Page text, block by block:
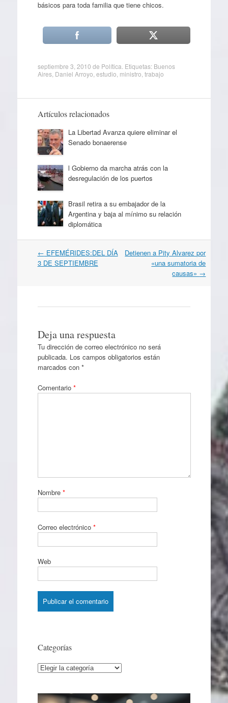
básicos para toda familia que tiene chicos.
septiembre 3, 2010 de Política . Etiquetas: Buenos
Aires, Daniel Arroyo estudio ministro trabajo
Artículos relacionados
La Libertad Avanza quiere eliminar el
Senado bonaerense
l Gobierno da marcha atrás con la
desregulación de los puertos
Brasil retira a su embajador de la
Argentina y baja al mínimo su relación
diplomática
Navegación
por
← EFEMÉRIDES:DEL DÍA
3 DE SEPTIEMBRE
Detienen a Pity Alvarez por
«una sumatoria de
causas» →
Deja una respuesta
Tu dirección de correo electrónico no será
publicada. Los campos obligatorios están
marcados con *
Comentario *
Nombre *
Correo electrónico *
Web
Categorías
Categorías